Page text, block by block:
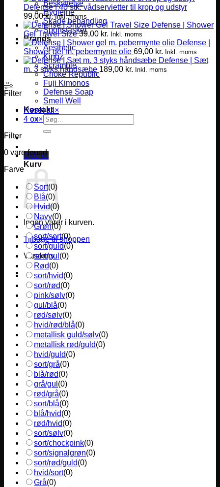
Beskyttelse
Hygiejne
Skade behandling
Sportstasker
Brands
Aesthetic
Kingz
Scramble
Choke Republic
Fuji Kimonos
Defense Soap
Smell Well
Kontakt
Søg
efter:
0,00 kr.
Kurv
Ingen varer i kurven.
Tilbage til shoppen
Varekurv
Defense | 40 stk. vådservietter til krop og udstyr
99,00kr. Inkl. moms
Defense | Shower
Gel Travel Size 39,00 kr. Inkl. moms
Defense |
Shower gel m. pebermynte olie 69,00 kr. Inkl. moms
Defense | Sæt
m. 3 styks håndsæbe 189,00 kr. Inkl. moms
Filter
Reset all ×
4 ox×
Filter
0 vare found
Farve
Sort(0)
Blå(0)
Hvid(0)
Navy(0)
Grøn(0)
sort/sort(0)
sort/guld(0)
sort/gul (0)
Rød(0)
sort/hvid(0)
sort/rød(0)
pink/sølv(0)
gul/blå(0)
rød/sølv(0)
hvid/rød/blå(0)
metallisk guld/sølv(0)
metallisk rød/guld(0)
hvid/guld(0)
sort/grå(0)
blå/rød(0)
grå/gul (0)
rød/grå(0)
sort/blå(0)
blå/hvid(0)
rød/hvid(0)
sort/sølv(0)
sort/chockpink(0)
sort/signalgrøn(0)
sort/rød/guld(0)
hvid/sort(0)
Grå(0)